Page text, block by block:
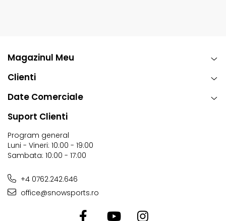
Magazinul Meu
Clienti
Date Comerciale
Suport Clienti
Program general
Luni - Vineri: 10:00 - 19:00
Sambata: 10:00 - 17:00
+4 0762.242.646
office@snowsports.ro